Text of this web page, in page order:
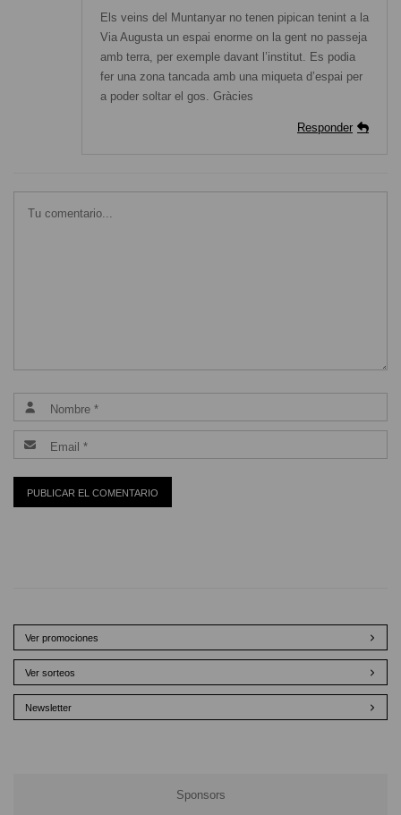
Els veins del Muntanyar no tenen pipican tenint a la
Via Augusta un espai enorme on la gent no passeja
amb terra, per exemple davant l’institut. Es podia
fer una zona tancada amb una miqueta d’espai per
a poder soltar el gos. Gràcies
Responder
Ver promociones
Ver sorteos
Newsletter